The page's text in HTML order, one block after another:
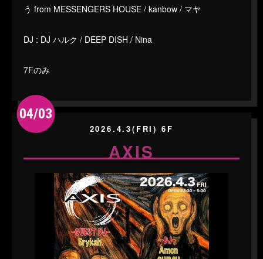
う from MESSENGERS HOUSE / kanbow / マヤ
DJ : DJ ハルク / DEEP DISH / Nina
7Fのみ
04/03
2026.4.3(FRI) 6F
AXIS